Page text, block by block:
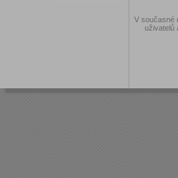
V současné
uživatelů